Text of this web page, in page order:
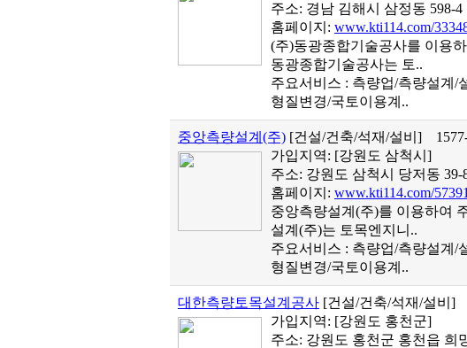
주소: 경남 김해시 삼정동 598-4
홈페이지: www.kti114.com/
(주)동광종합기술공사를 이용
동광종합기술공사는 토..
주요서비스 : 측량업/측량설계/
형질변경/국토이용계..
중앙측량설계(주) [건설/건축/석재/설비]
가입지역: [강원도 삼척시]
주소: 강원도 삼척시 당저동 39-
홈페이지: www.kti114.com/
중앙측량설계(주)를 이용하여
설계(주)는 토목엔지니..
주요서비스 : 측량업/측량설계/
형질변경/국토이용계..
대한측량토목설계공사 [건설/건축/석재/설비]
가입지역: [강원도 홍천군]
주소: 강원도 홍천군 홍천읍 희